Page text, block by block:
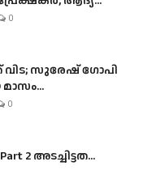
0
വിട; സുരേഷ് ഗോപി
മാസം...
0
2 അടച്ചിട്ടത...